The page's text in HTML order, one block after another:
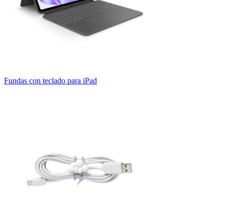
Fundas con teclado para iPad